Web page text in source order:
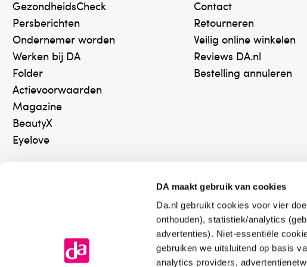
DA maakt gebruik van cookies
Da.nl gebruikt cookies voor vier
onthouden), statistiek/analytics
advertenties). Niet-essentiële
gebruiken we uitsluitend op basis
analytics providers,
nvt
Gebruik
Deze biologische essentiële olie is o.a. geschikt voor
aan gerechten toevoegen.In tegenstelling tot gedroogde
specifieke geur, smaak en "Chi" vast: de levenskracht
keuken zijn de oliën ook geschikt om toe te passen in de
Verantwoordelijk voor het in de handel brengen
GezondheidsCheck
Persberichten
Ondernemer worden
Werken bij DA
Folder
Actievoorwaarden
Magazine
BeautyX
Eyelove
Contact
Retourneren
Veilig online winkelen
Reviews DA.nl
Bestelling annuleren
Online aanbieder medicijnen
⁠Controleer welke medicijnen
onze webshop mag verkopen.
Keurmerk
online.